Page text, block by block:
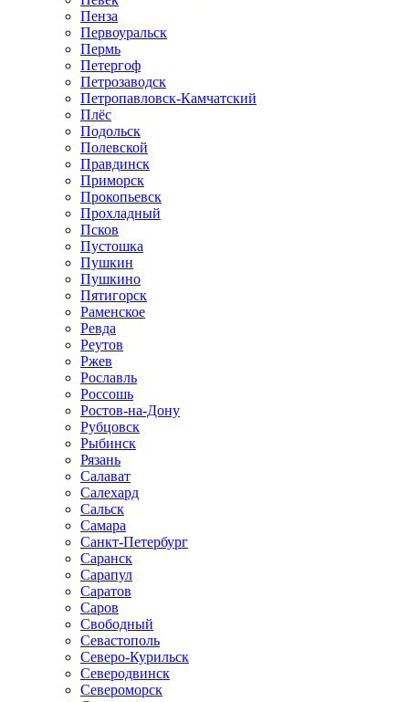
Пенза
Первоуральск
Пермь
Петергоф
Петрозаводск
Петропавловск-Камчатский
Плёс
Подольск
Полевской
Правдинск
Приморск
Прокопьевск
Прохладный
Псков
Пустошка
Пушкин
Пушкино
Пятигорск
Раменское
Ревда
Реутов
Ржев
Рославль
Россошь
Ростов-на-Дону
Рубцовск
Рыбинск
Рязань
Салават
Салехард
Сальск
Самара
Санкт-Петербург
Саранск
Сарапул
Саратов
Саров
Свободный
Севастополь
Северо-Курильск
Северодвинск
Североморск